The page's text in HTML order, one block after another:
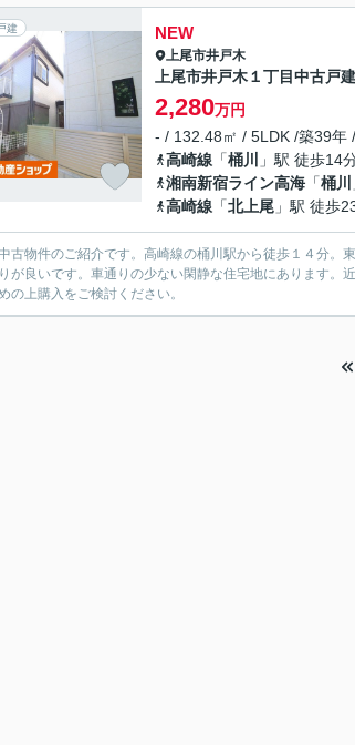
建 NEW
上尾市井戸木
上尾市井戸木１丁目中古戸建
2,280万円
- / 132.48㎡ / 5LDK /築39年
高崎線 「桶川
」駅 徒歩14
湘南新宿ライン高海 「桶川
高崎線 「北上尾 」駅 徒歩
古物件のご紹介です。高崎線の桶川駅から徒歩１４分。
が良いです。車通りの少ない閑静な住宅地にあります
の上購入をご検討ください。